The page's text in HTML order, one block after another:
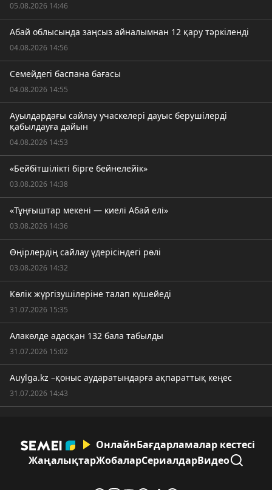
05.08.2026 14:46
Абай облысында заңсыз айналымнан 12 қару тәркіленді
04.08.2026 14:56
Семейдегі баспана бағасы
04.08.2026 14:55
Ауылдардағы сайлау учаскелері дауыс берушілерді
қабылдауға дайын
04.08.2026 14:53
«Бейбітшілікті бірге бейнелейік»
03.08.2026 14:38
«Тұңғыштар мекені — киелі Абай елі»
03.08.2026 14:36
Өңірлердің сайлау үдерісіндегі рөлі
03.08.2026 14:32
Көлік жүргізушілеріне талап күшейеді
31.07.2026 15:35
Алакөлде адасқан 132 бала табылды
31.07.2026 15:02
Auylga.kz –қоныс аударатындарға ақпараттық кеңес
31.07.2026 14:43
ОнлайнБағдарламалар кестесі
ЖаңалықтарЖобаларСериалдарВидео